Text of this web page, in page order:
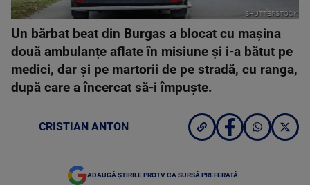
SHUTTERSTOCK
Un bărbat beat din Burgas a blocat cu mașina
două ambulanțe aflate în misiune și i-a bătut pe
medici, dar și pe martorii de pe stradă, cu ranga,
după care a încercat să-i împuște.
CRISTIAN ANTON
ADAUGĂ ȘTIRILE PROTV CA SURSĂ PREFERATĂ